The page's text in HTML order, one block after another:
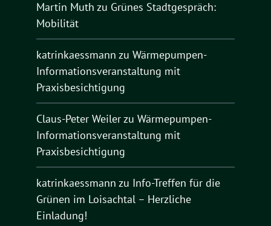
Martin Muth zu Grünes Stadtgespräch:
Mobilität
katrinkaessmann zu Wärmepumpen-
Informationsveranstaltung mit
Praxisbesichtigung
Claus-Peter Weilerzu Wärmepumpen-
Informationsveranstaltung mit
Praxisbesichtigung
katrinkaessmann zu Info-Treffen für die
Grünen im Loisachtal – Herzliche
Einladung!